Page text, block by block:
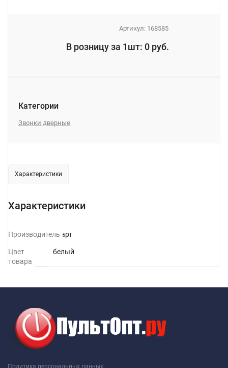
Артикул: 168585
В розницу за 1шт: 0 руб.
Категории
Звонки дверные
Характеристики
Характеристики
ПроизводительСтарт
Цвет
товара
белый
Политика персональных данных